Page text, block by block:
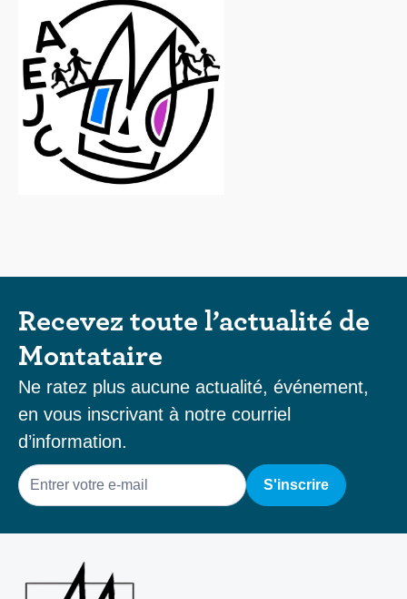
Recevez toute l’actualité de
Montataire
Ne ratez plus aucune actualité, événement,
en vous inscrivant à notre courriel
d’information.
E-
mail